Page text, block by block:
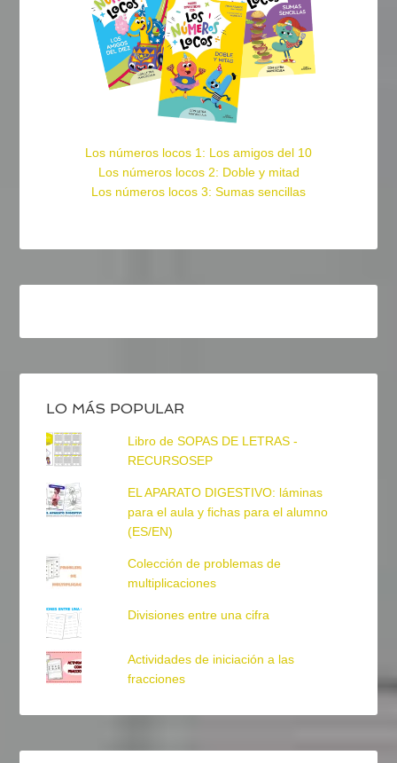
Los números locos 1: Los amigos del 10
Los números locos 2: Doble y mitad
Los números locos 3: Sumas sencillas
LO MÁS POPULAR
Libro de SOPAS DE LETRAS -
RECURSOSEP
EL APARATO DIGESTIVO: láminas
para el aula y fichas para el alumno
(ES/EN)
Colección de problemas de
multiplicaciones
Divisiones entre una cifra
Actividades de iniciación a las
fracciones